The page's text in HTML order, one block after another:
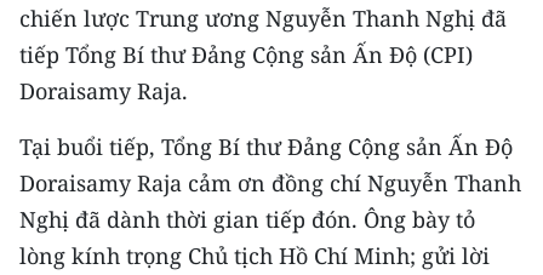
MỘT SẢN PHẨM
RADIO
MEDIA CENTER
E-Magazine
Video
chiến lược Trung ương Nguyễn Thanh Nghị đã
tiếp Tổng Bí thư Đảng Cộng sản Ấn Độ (CPI)
Doraisamy Raja.
Tại buổi tiếp, Tổng Bí thư Đảng Cộng sản Ấn Độ
Doraisamy Raja cảm ơn đồng chí Nguyễn Thanh
Nghị đã dành thời gian tiếp đón. Ông bày tỏ
lòng kính trọng Chủ tịch Hồ Chí Minh; gửi lời